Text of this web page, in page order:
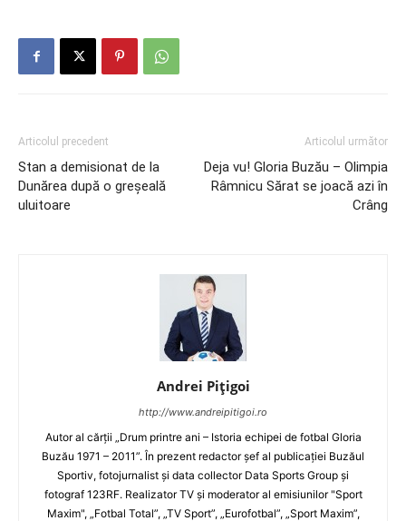
Articolul precedent
Stan a demisionat de la
Dunărea după o greşeală
uluitoare
Articolul următor
Deja vu! Gloria Buzău – Olimpia
Râmnicu Sărat se joacă azi în
Crâng
Andrei Pițigoi
http://www.andreipitigoi.ro
Autor al cărţii „Drum printre ani – Istoria echipei de fotbal Gloria
Buzău 1971 – 2011”. În prezent redactor şef al publicaţiei Buzăul
Sportiv, fotojurnalist şi data collector Data Sports Group şi
fotograf 123RF. Realizator TV şi moderator al emisiunilor "Sport
Maxim", „Fotbal Total”, „TV Sport”, „Eurofotbal”, „Sport Maxim”,